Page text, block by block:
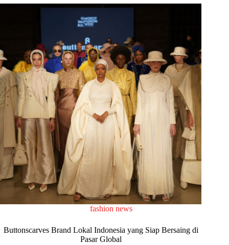
fashion news
Buttonscarves Brand Lokal Indonesia yang Siap Bersaing di
Pasar Global